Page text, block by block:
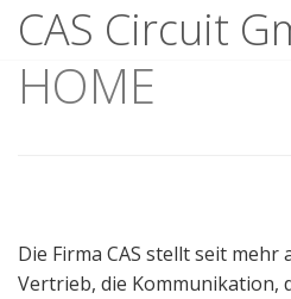
Skip
CAS Circuit
HOME
Die Firma CAS stellt seit mehr
Vertrieb, die Kommunikation,